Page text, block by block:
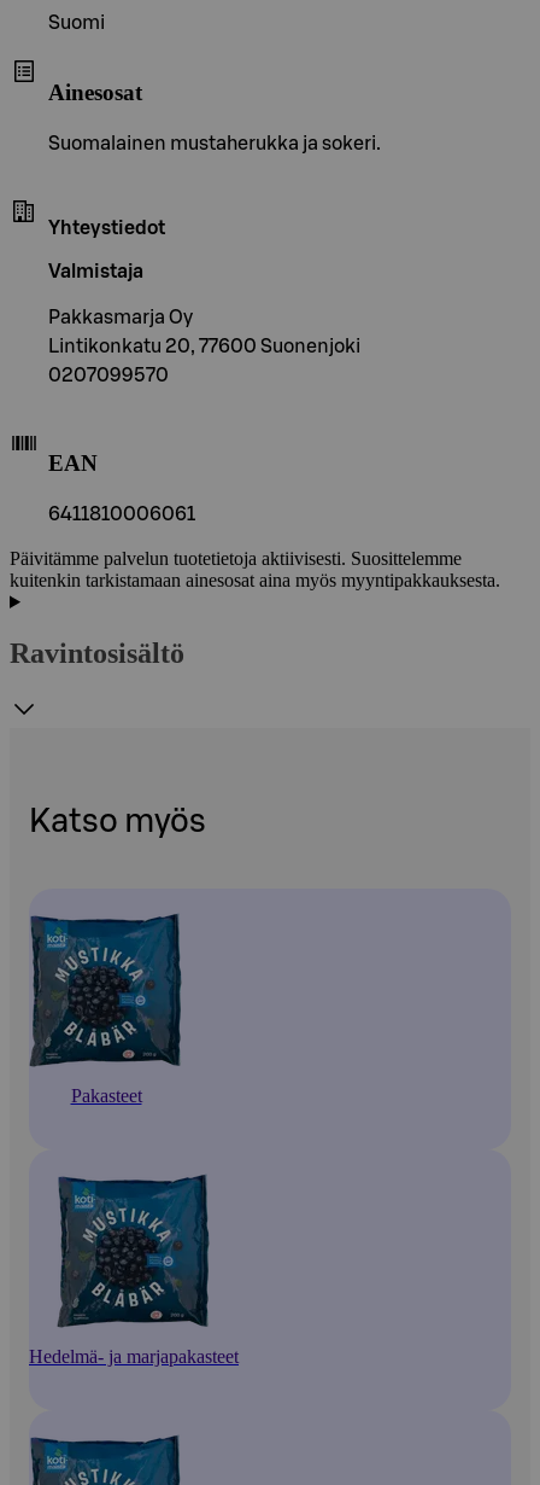
Suomi
Ainesosat
Suomalainen mustaherukka ja sokeri.
Yhteystiedot
Valmistaja
Pakkasmarja Oy
Lintikonkatu 20, 77600 Suonenjoki
0207099570
EAN
6411810006061
Päivitämme palvelun tuotetietoja aktiivisesti. Suosittelemme
kuitenkin tarkistamaan ainesosat aina myös myyntipakkauksesta.
Ravintosisältö
Katso myös
Pakasteet
Hedelmä- ja marjapakasteet